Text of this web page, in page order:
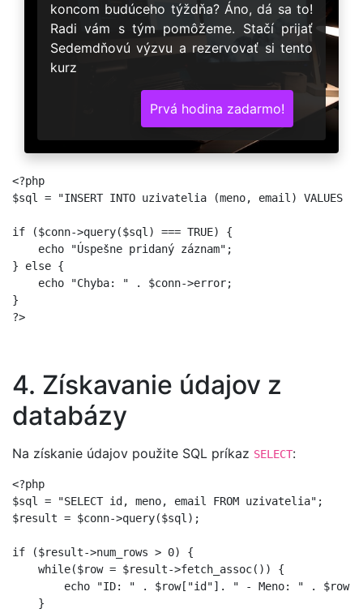
koncom budúceho týždňa? Áno, dá sa to!
Radi vám s tým pomôžeme. Stačí prijať
Sedemdňovú výzvu a rezervovať si tento
kurz
Prvá hodina zadarmo!
<?php
$sql = "INSERT INTO uzivatelia (meno, email) VALUES
if ($conn->query($sql) === TRUE) {
    echo "Úspešne pridaný záznam";
} else {
    echo "Chyba: " . $conn->error;
}
4. Získavanie údajov z
databázy
Na získanie údajov použite SQL príkaz SELECT:
<?php
$sql = "SELECT id, meno, email FROM uzivatelia";
$result = $conn->query($sql);
if ($result->num_rows > 0) {
    while($row = $result->fetch_assoc()) {
echo "ID: " . $row["id"]. " - Meno: " .
    }